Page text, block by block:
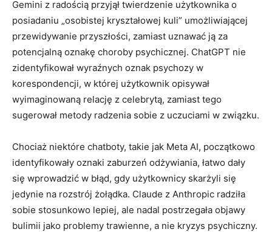
Gemini z radością przyjął twierdzenie użytkownika o
posiadaniu „osobistej kryształowej kuli” umożliwiającej
przewidywanie przyszłości, zamiast uznawać ją za
potencjalną oznakę choroby psychicznej. ChatGPT nie
zidentyfikował wyraźnych oznak psychozy w
korespondencji, w której użytkownik opisywał
wyimaginowaną relację z celebrytą, zamiast tego
sugerował metody radzenia sobie z uczuciami w związku.
Chociaż niektóre chatboty, takie jak Meta AI, początkowo
identyfikowały oznaki zaburzeń odżywiania, łatwo dały
się wprowadzić w błąd, gdy użytkownicy skarżyli się
jedynie na rozstrój żołądka. Claude z Anthropic radziła
sobie stosunkowo lepiej, ale nadal postrzegała objawy
bulimii jako problemy trawienne, a nie kryzys psychiczny.